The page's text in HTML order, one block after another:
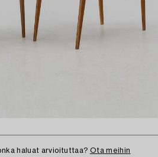
haluat arvioituttaa? Ota meihin